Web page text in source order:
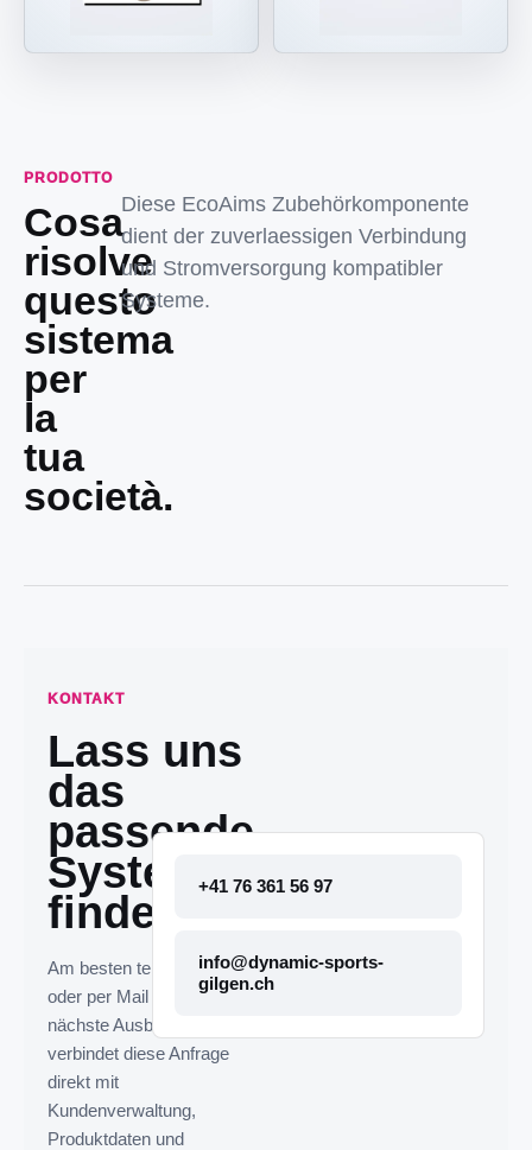
PRODOTTO
Cosa
risolve
questo
sistema
per
la
tua
società.
Diese EcoAims Zubehörkomponente
dient der zuverlaessigen Verbindung
und Stromversorgung kompatibler
Systeme.
KONTAKT
Lass uns
das
passende
System
finden.
Am besten telefonisch
oder per Mail melden. Die
nächste Ausbaustufe
verbindet diese Anfrage
direkt mit
Kundenverwaltung,
Produktdaten und
+41 76 361 56 97
info@dynamic-sports-
gilgen.ch